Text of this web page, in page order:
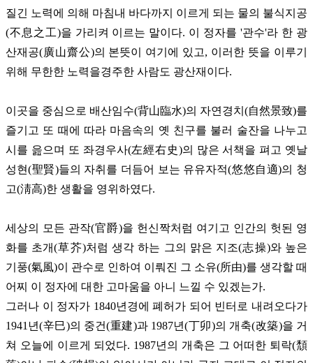
질긴 노력에 의해 마침내 바다까지 이르게 되는 물의 불식지공
(不息之工)을 가리켜 이르는 말이다. 이 정자를 '관수'라 한 광
산재공(廣山齋公)의 본뜻이 여기에 있고, 이러한 뜻을 이루기
위해 무한한 노력을경주한 사람도 광산재이다.
이곳을 중심으로 배산임수(背山臨水)의 자연경치(自然景致)를
즐기고 또 때에 따라 마음속의 옛 친구를 불러 술잔을 나누고
시를 읊으며 또 좌경우사(左經右史)의 많은 서책을 펴고 옛날
성현(聖賢)들의 자취를 더듬어 보는 유유자적(悠悠自適)의 청
고(淸高)한 생활을 영위하였다.
세상의 모든 관작(官爵)을 헌신짝처럼 여기고 인간의 헛된 영
화를 초개(草芥)처럼 생각 하는 그의 맑은 지조(志操)와 높은
기풍(氣風)이 관수로 인하여 이뤄진 그 소유(所由)를 생각할 때
어찌 이 정자에 대한 고마움을 아니 느낄 수 있겠는가.
그러나 이 정자가 1840년경에 폐허가 되어 빈터로 내려오다가
1941년(辛巳)의 중건(重建)과 1987년(丁卯)의 개축(改築)을 거
쳐 오늘에 이르게 되었다. 1987년의 개축은 그 어떠한 퇴락(頹